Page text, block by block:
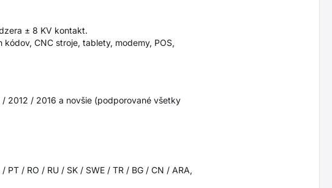
± 8 KV kontakt.
CNC stroje, tablety, modemy, POS,
2012 / 2016 a novšie (podporované všetky
/ RO / RU / SK / SWE / TR / BG / CN / ARA,